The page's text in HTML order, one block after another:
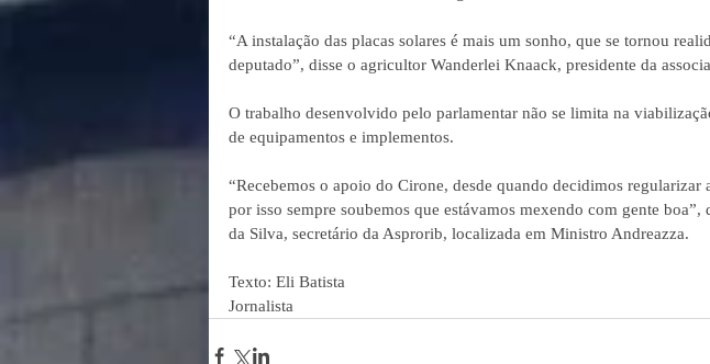
“A instalação das placas solares é mais um sonho, que se tornou
deputado”, disse o agricultor Wanderlei Knaack, presidente da
O trabalho desenvolvido pelo parlamentar não se limita na
de equipamentos e implementos.
“Recebemos o apoio do Cirone, desde quando decidimos regularizar
por isso sempre soubemos que estávamos mexendo com gente
da Silva, secretário da Asprorib, localizada em Ministro Andreazza.
Texto: Eli Batista
Jornalista